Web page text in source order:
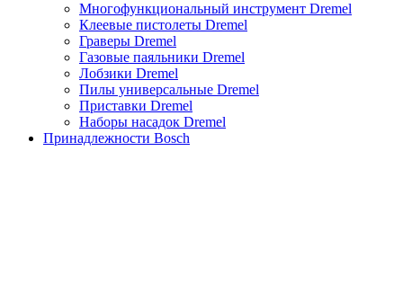
Многофункциональный инструмент Dremel
Клеевые пистолеты Dremel
Граверы Dremel
Газовые паяльники Dremel
Лобзики Dremel
Пилы универсальные Dremel
Приставки Dremel
Наборы насадок Dremel
Принадлежности Bosch